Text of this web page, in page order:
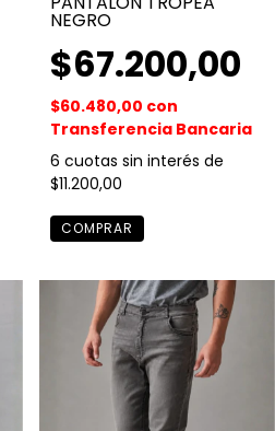
NEGRO
$67.200,00
$60.480,00 con
Transferencia Bancaria
6 cuotas sin interés de
$11.200,00
COMPRAR